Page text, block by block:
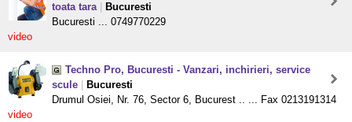
toata tara
Bucuresti
Bucuresti ... 0749770229
video
Techno Pro, Bucuresti - Vanzari, inchirieri, service
scule
Bucuresti
Drumul Osiei, Nr. 76, Sector 6, Bucurest .. ... Fax 0213191314
video